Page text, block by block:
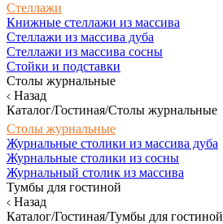
Стеллажи
Книжные стеллажи из массива
Стеллажи из массива дуба
Стеллажи из массива сосны
Стойки и подставки
Столы журнальные
Назад
Каталог/Гостиная/Столы журнальные
Столы журнальные
Журнальные столики из массива дуба
Журнальные столики из сосны
Журнальный столик из массива
Тумбы для гостиной
Назад
Каталог/Гостиная/Тумбы для гостиной